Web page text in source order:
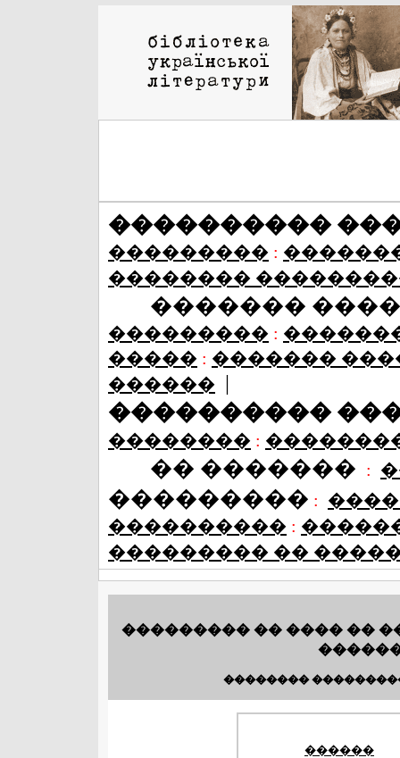
����������
��������� :
��������
�������
��������� :
����� : �������
������ |
����������
�������� :
�� ������� :
��������� :
���������� :
��������� ��
��������� �� ���� ��
��������
������